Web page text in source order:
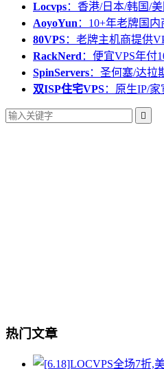
Locvps：香港/日本/韩国/
AoyoYun ：10+年老牌国
80VPS：老牌主机商提供
RackNerd ：便宜VPS年付
SpinServers：圣何塞/达拉
双ISP住宅VPS：原生IP/家

热门文章